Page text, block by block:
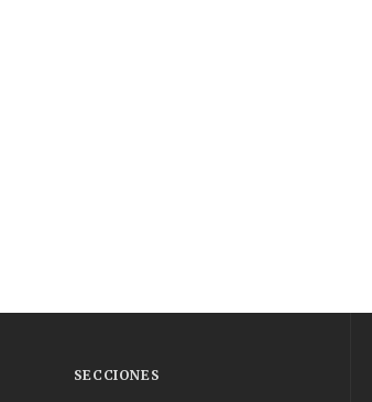
SECCIONES